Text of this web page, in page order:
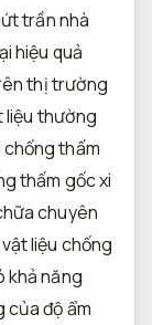
trần nhà
hiệu quả
thị trường
liệu thường
thấm
thấm gốc xi
chuyên
liệu chống
khả năng
của độ ẩm